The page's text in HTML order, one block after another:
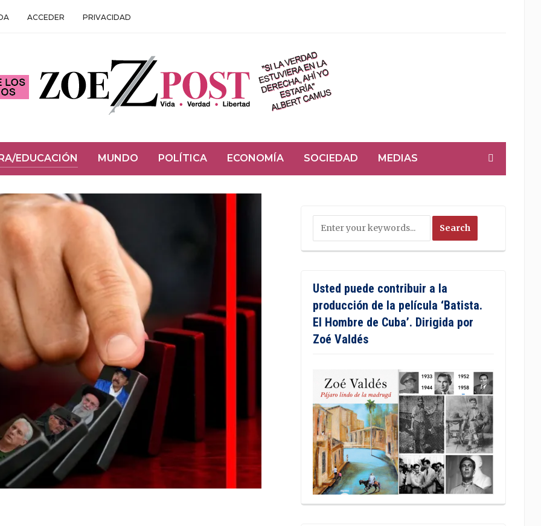
ACCEDER PRIVACIDAD
EDUCACIÓN MUNDO POLÍTICA ECONOMÍA SOCIEDAD MEDIAS
Usted puede contribuir a la
producción de la película ‘Batista.
El Hombre de Cuba’. Dirigida por
Zoé Valdés